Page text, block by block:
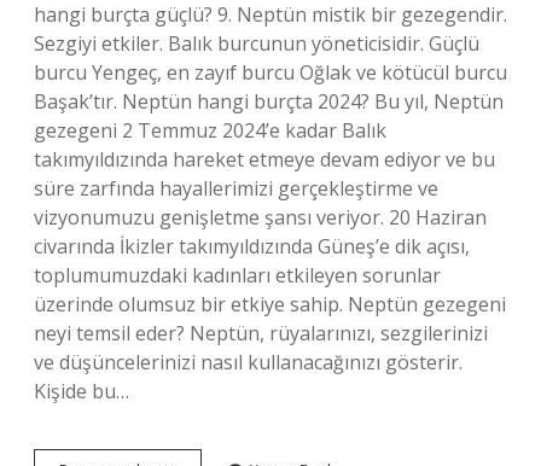
hangi burçta güçlü? 9. Neptün mistik bir gezegendir.
Sezgiyi etkiler. Balık burcunun yöneticisidir. Güçlü
burcu Yengeç, en zayıf burcu Oğlak ve kötücül burcu
Başak’tır. Neptün hangi burçta 2024? Bu yıl, Neptün
gezegeni 2 Temmuz 2024’e kadar Balık
takımyıldızında hareket etmeye devam ediyor ve bu
süre zarfında hayallerimizi gerçekleştirme ve
vizyonumuzu genişletme şansı veriyor. 20 Haziran
civarında İkizler takımyıldızında Güneş’e dik açısı,
toplumumuzdaki kadınları etkileyen sorunlar
üzerinde olumsuz bir etkiye sahip. Neptün gezegeni
neyi temsil eder? Neptün, rüyalarınızı, sezgilerinizi
ve düşüncelerinizi nasıl kullanacağınızı gösterir.
Kişide bu…